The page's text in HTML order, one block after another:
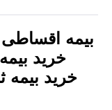
بیمه
خرید
خرید